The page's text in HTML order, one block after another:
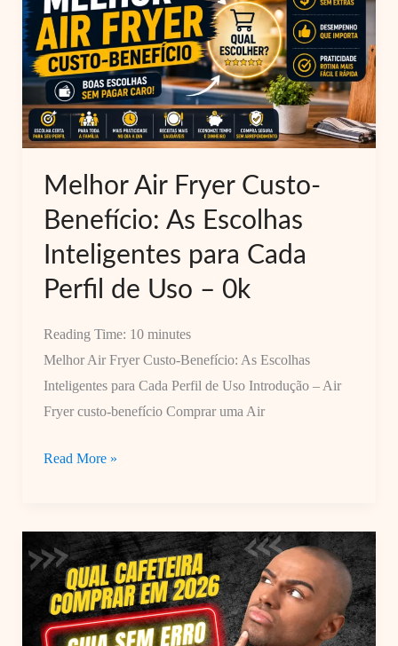
Filtro:
Qual
Escolher
em
2026?
Melhor Air Fryer Custo-
Benefício: As Escolhas
Inteligentes para Cada
Perfil de Uso – 0k
Reading Time: 10 minutes
Melhor Air Fryer Custo-Benefício: As Escolhas
Inteligentes para Cada Perfil de Uso Introdução – Air
Fryer custo-benefício Comprar uma Air
Melhor
Custo-
Benefício:
As
Escolhas
Inteligentes
Read More »